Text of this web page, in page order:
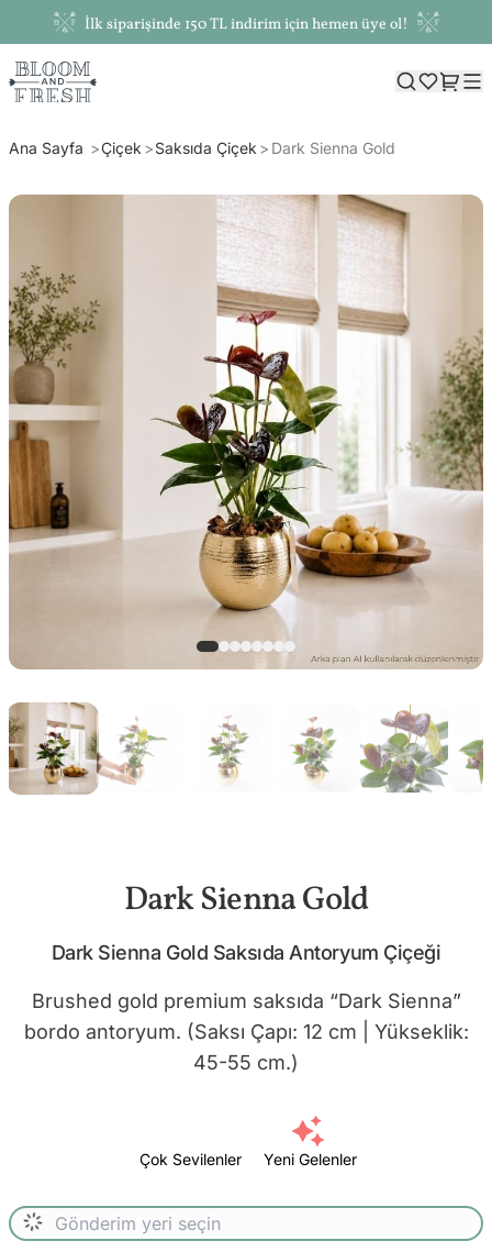
İlk siparişinde 150 TL indirim için hemen üye ol!
Ana Sayfa Çiçek Saksıda Çiçek Dark Sienna Gold
Dark Sienna Gold
Dark Sienna Gold Saksıda Antoryum Çiçeği
Brushed gold premium saksıda “Dark Sienna”
bordo antoryum. (Saksı Çapı: 12 cm | Yükseklik:
45-55 cm.)
Çok Sevilenler Yeni Gelenler